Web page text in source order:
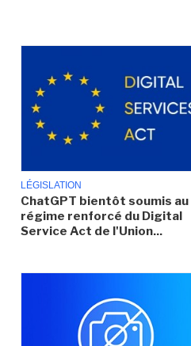
LÉGISLATION
ChatGPT bientôt soumis au
régime renforcé du Digital
Service Act de l'Union...